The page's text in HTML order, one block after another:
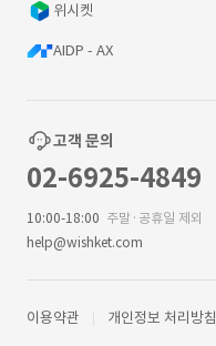
위시켓
AIDP - AX
고객 문의
02-6925-4849
10:00-18:00 주말·공휴일 제외
help@wishket.com
이용약관 개인정보 처리방침